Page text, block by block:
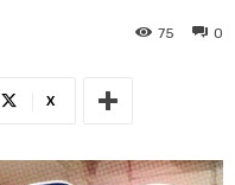
0
75
X